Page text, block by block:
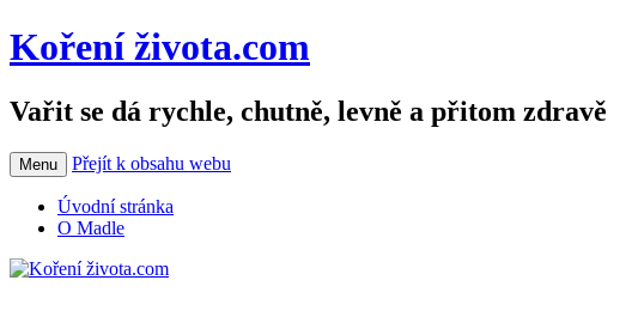
Koření života.com
Vařit se dá rychle, chutně, levně a přitom zdravě
Menu Přejít k obsahu webu
Úvodní stránka
O Madle